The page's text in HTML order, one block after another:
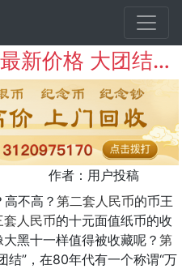
1965年10元人民币最新价格 大团结10元一捆价格
作者：用户投稿
不高？ 第二套人民币的币王
套人民币的十元面值纸币的收
黑十一样值得被收藏呢？ 第
结”，在80年代有一个称谓“万